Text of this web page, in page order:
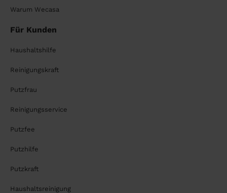
Warum Wecasa
Für Kunden
Haushaltshilfe
Reinigungskraft
Putzfrau
Reinigungsservice
Putzfee
Putzhilfe
Putzkraft
Haushaltsreinigung